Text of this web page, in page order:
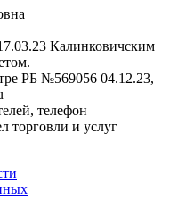
Калинковичским
РБ №569056 04.12.23,
телефон
торговли и услуг